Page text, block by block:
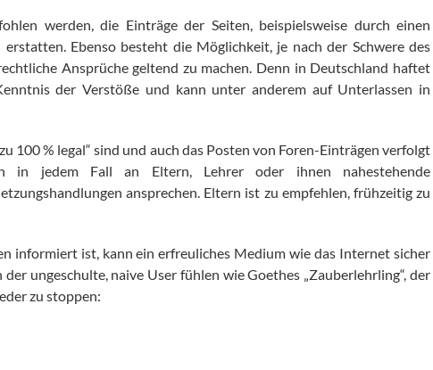
werden, die Einträge der Seiten, beispielsweise durch einen
Ebenso besteht die Möglichkeit, je nach der Schwere des
Ansprüche geltend zu machen. Denn in Deutschland haftet
der Verstöße und kann unter anderem auf Unterlassen in
100 % legal“ sind und auch das Posten von Foren-Einträgen verfolgt
in jedem Fall an Eltern, Lehrer oder ihnen nahestehende
ansprechen. Eltern ist zu empfehlen, frühzeitig zu
informiert ist, kann ein erfreuliches Medium wie das Internet sicher
ungeschulte, naive User fühlen wie Goethes „Zauberlehrling“, der
zu stoppen: